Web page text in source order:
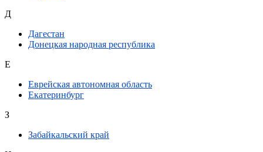
Д
Дагестан
Донецкая народная республика
Е
Еврейская автономная область
Екатеринбург
З
Забайкальский край